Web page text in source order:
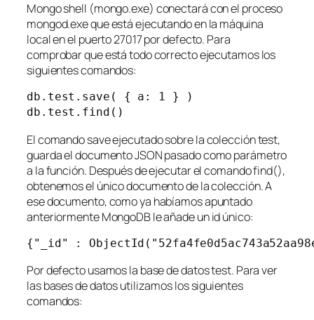
Mongo shell (mongo.exe) conectará con el proceso
mongod.exe que está ejecutando en la máquina
local en el puerto 27017 por defecto. Para
comprobar que está todo correcto ejecutamos los
siguientes comandos:
db.test.save( { a: 1 } )
db.test.find()
El comandosaveejecutado sobre la colección test,
guarda el documento JSON pasado como parámetro
a la función. Después de ejecutar el comando find(),
obtenemos el único documento de la colección. A
ese documento, como ya habíamos apuntado
anteriormente MongoDB le añade un id único:
{"_id" :
Por defecto usamos la base de datos test. Para ver
las bases de datos utilizamos los siguientes
comandos: